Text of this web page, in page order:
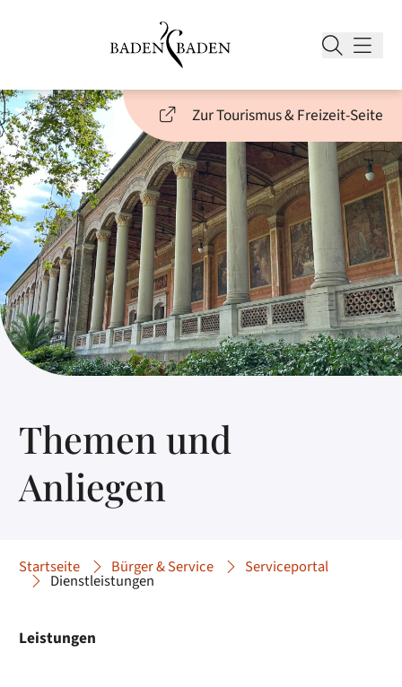
Zur Tourismus & Freizeit-Seite
Themen und
Anliegen
Startseite Bürger & Service Serviceportal
Dienstleistungen
Leistungen